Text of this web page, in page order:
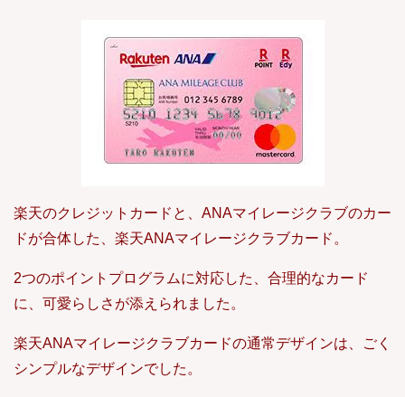
楽天のクレジットカードと、ANAマイレージクラブのカー
ドが合体した、楽天ANAマイレージクラブカード。
2つのポイントプログラムに対応した、合理的なカード
に、可愛らしさが添えられました。
楽天ANAマイレージクラブカードの通常デザインは、ごく
シンプルなデザインでした。